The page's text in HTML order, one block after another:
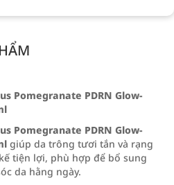
Pomegranate PDRN Glow-
Pomegranate PDRN Glow-
giúp da trông tươi tắn và rạng
tiện lợi, phù hợp để bổ sung
da hằng ngày.